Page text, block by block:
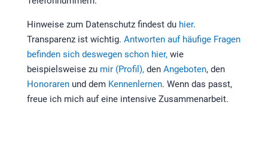
Hinweise zum Datenschutz findest du hier.
Transparenz ist wichtig. Antworten auf häufige Fragen
befinden sich deswegen schon hier,wie
beispielsweise zu mir (Profil),den Angeboten, den
Honorarenund dem Kennenlernen. Wenn das passt,
freue ich mich auf eine intensive Zusammenarbeit.